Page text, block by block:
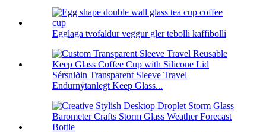
Egglaga tvöfaldur veggur gler tebolli kaffibolli
Sérsniðin Transparent Sleeve Travel
Endurnýtanlegt Keep Glass...